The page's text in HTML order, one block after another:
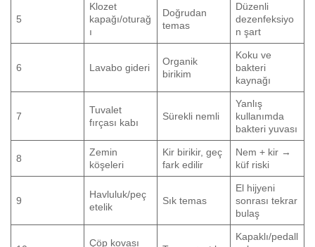
5
Klozet
kapağı/oturağ
ı
Doğrudan
temas
Düzenli
dezenfeksiyo
n şart
6 Lavabo gideri
Organik
birikim
Koku ve
bakteri
kaynağı
7
Tuvalet
fırçası kabı
Sürekli nemli
Yanlış
kullanımda
bakteri yuvası
8
Zemin
köşeleri
Kir birikir, geç
fark edilir
Nem + kir →
küf riski
9
Havluluk/peç
etelik
Sık temas
El hijyeni
sonrası tekrar
bulaş
Çöp kovası
Kapaklı/pedall